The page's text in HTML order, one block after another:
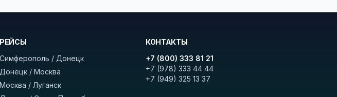
РЕЙСЫ
Симферополь / Донецк
Донецк / Москва
Москва / Луганск
КОНТАКТЫ
+7 (800) 333 81 21
+7 (978) 333 44 44
+7 (949) 325 13 37